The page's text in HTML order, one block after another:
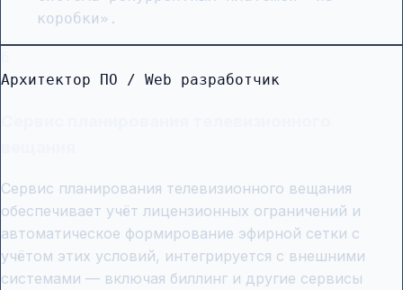
коробки».
Архитектор ПО / Web разработчик
Сервис планирования телевизионного вещания
обеспечивает учёт лицензионных ограничений и
автоматическое формирование эфирной сетки с
учётом этих условий, интегрируется с внешними
системами — включая биллинг и другие сервисы